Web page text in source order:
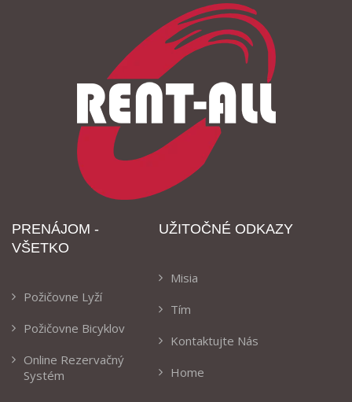
PRENÁJOM -
VŠETKO
Požičovne Lyží
Požičovne Bicyklov
Online Rezervačný
Systém
UŽITOČNÉ ODKAZY
Misia
Tím
Kontaktujte Nás
Home